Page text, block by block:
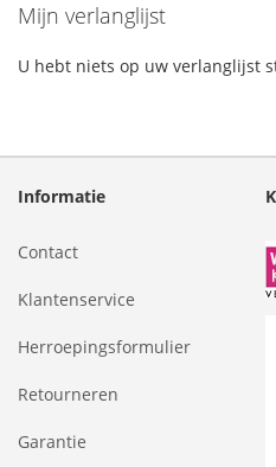
Mijn verlanglijst
U hebt niets op uw verlanglijst
Informatie
Contact
Klantenservice
Herroepingsformulier
Retourneren
Garantie